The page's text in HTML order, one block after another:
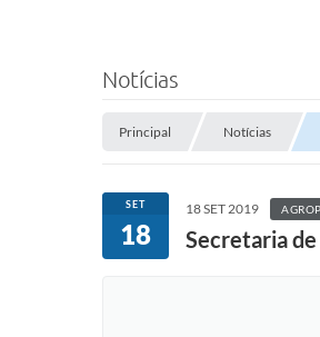
Notícias
Principal Notícias
SET
18
18 SET 2019
Secretaria